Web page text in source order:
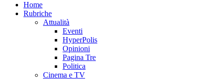
Home
Rubriche
Attualità
Eventi
HyperPolis
Opinioni
Pagina Tre
Politica
Cinema e TV